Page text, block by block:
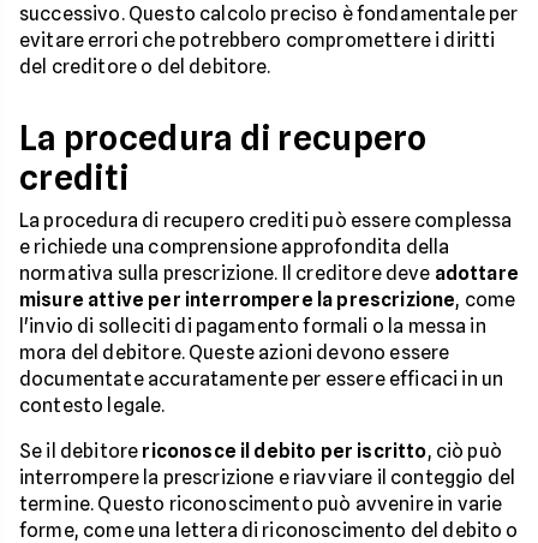
successivo. Questo calcolo preciso è fondamentale per
evitare errori che potrebbero compromettere i diritti
del creditore o del debitore.
La procedura di recupero
crediti
La procedura di recupero crediti può essere complessa
e richiede una comprensione approfondita della
normativa sulla prescrizione. Il creditore deve adottare
misure attive per interrompere la prescrizione, come
l'invio di solleciti di pagamento formali o la messa in
mora del debitore. Queste azioni devono essere
documentate accuratamente per essere efficaci in un
contesto legale.
Se il debitore riconosce il debito per iscritto, ciò può
interrompere la prescrizione e riavviare il conteggio del
termine. Questo riconoscimento può avvenire in varie
forme, come una lettera di riconoscimento del debito o